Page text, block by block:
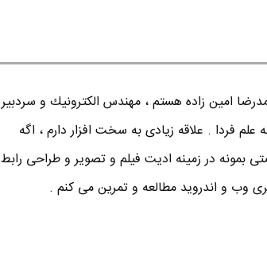
امين زاده هستم ، مهندس الكترونيك و سردبير
علم فردا . علاقه زیادی به سخت افزار دارم ، اگه
بمونه در زمینه ادیت فیلم و تصویر و طراحی رابط
وب و اندروید مطالعه و تمرین می کنم .